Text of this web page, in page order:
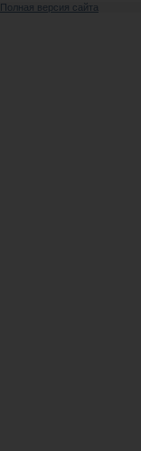
Полная версия сайта